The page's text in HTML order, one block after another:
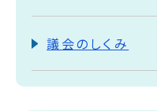
議会のしくみ